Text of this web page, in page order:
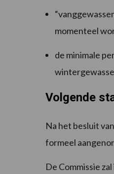
momenteel
de minimale
Volgende
Na het besluit
formeel
De Commissie